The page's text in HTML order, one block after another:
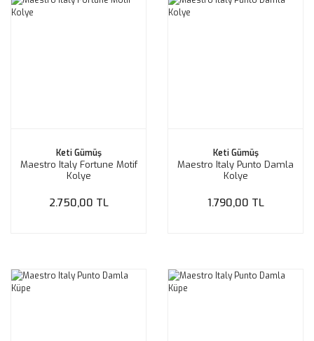
Keti Gümüş
Maestro Italy Fortune Motif
Kolye
2.750,00 TL
Keti Gümüş
Maestro Italy Punto Damla
Kolye
1.790,00 TL